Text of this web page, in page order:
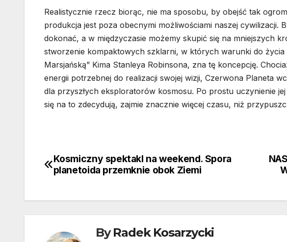
Realistycznie rzecz biorąc, nie ma sposobu, by obejść tak
produkcja jest poza obecnymi możliwościami naszej cywilizacji.
dokonać, a w międzyczasie możemy skupić się na mniejszych
stworzenie kompaktowych szklarni, w których warunki do życia
Marsjańską” Kima Stanleya Robinsona, zna tę koncepcję.
energii potrzebnej do realizacji swojej wizji, Czerwona Planeta
dla przyszłych eksploratorów kosmosu. Po prostu uczynienie
się na to zdecydują, zajmie znacznie więcej czasu, niż
Nawigacja
Kosmiczny spektakl na weekend. Spora
planetoida przemknie obok Ziemi
ByRadek Kosarzycki